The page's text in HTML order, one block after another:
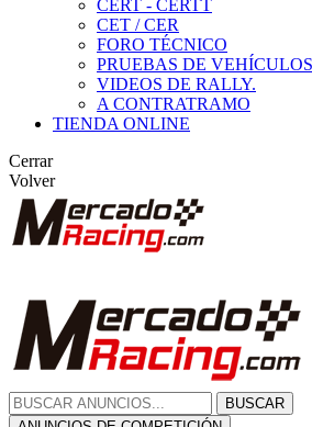
CERT - CERTT
CET / CER
FORO TÉCNICO
PRUEBAS DE
VIDEOS DE RALLY.
A CONTRATRAMO
TIENDA ONLINE
Cerrar
Volver
BUSCAR
ANUNCIOS DE COMPETICIÓN